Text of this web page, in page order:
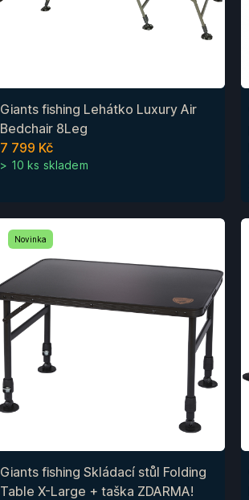
Giants fishing Lehátko Luxury Air
Bedchair 8Leg
7 799 Kč
> 10 ks skladem
Novinka
Giants fishing Skládací stůl Folding
Table X-Large + taška ZDARMA!